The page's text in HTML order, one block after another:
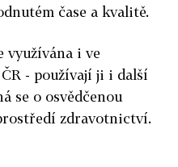
čase a kvalitě.
využívána i ve
- používají ji i další
se o osvědčenou
zdravotnictví.